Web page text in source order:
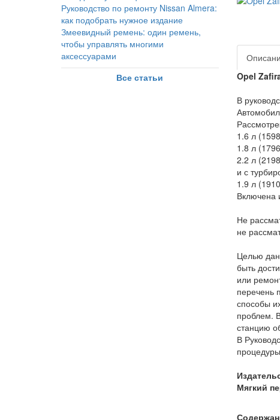
Руководство по ремонту Nissan Almera:
как подобрать нужное издание
Змеевидный ремень: один ремень,
чтобы управлять многими
аксессуарами
Все статьи
Opel
В
1.6 л
1.8 л
2.2 л
и с
1.9 л
Включена
Не
не
Целью
быть
или
перечень
способы
проблем.
станцию
В
Мягкий